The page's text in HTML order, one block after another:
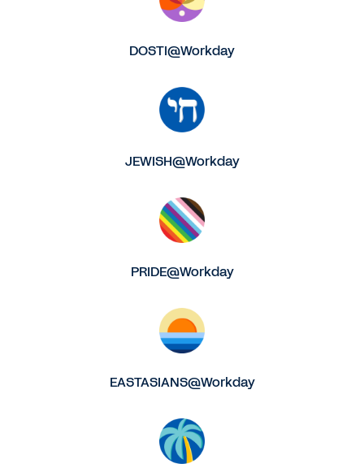
DOSTI@Workday
JEWISH@Workday
PRIDE@Workday
EASTASIANS@Workday